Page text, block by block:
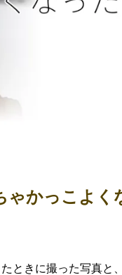
ゃかっこよく
ときに撮った写真と